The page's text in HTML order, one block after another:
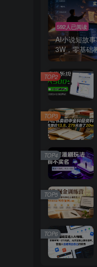
592人已阅读
AI小说短故
3W，零基础
TOP2
TOP3
TOP4
TOP5
TOP6